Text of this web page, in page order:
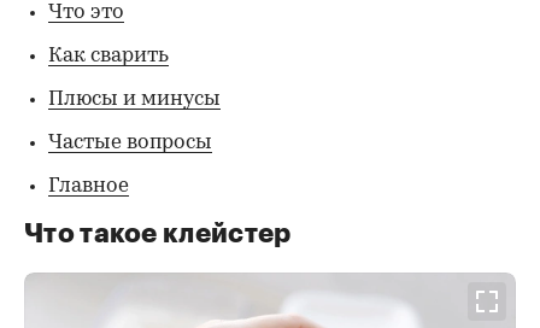
Что это
Как сварить
Плюсы и минусы
Частые вопросы
Главное
Что такое клейстер